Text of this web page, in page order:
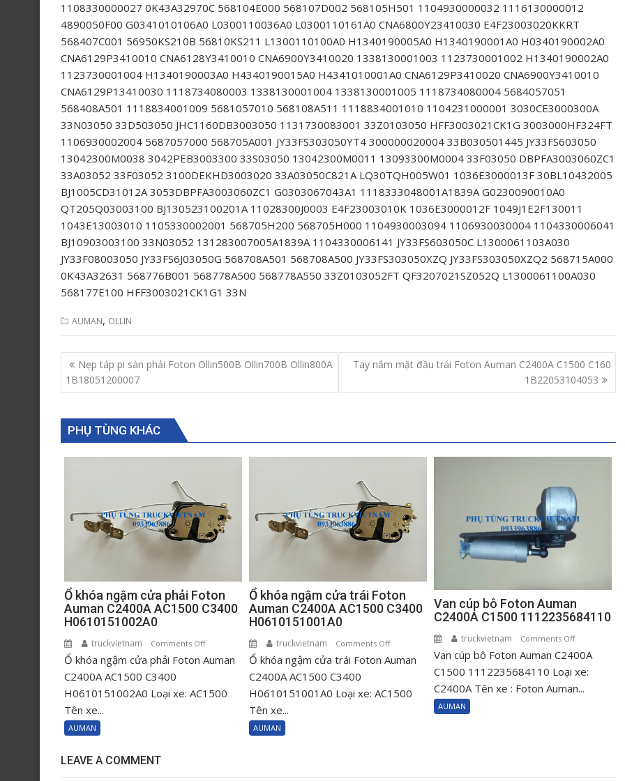
1108330000027 0K43A32970C 568104E000 568107D002 568105H501 1104930000032 1116130000012
4890050F00 G0341010106A0 L0300110036A0 L0300110161A0 CNA6800Y23410030 E4F23003020KKRT
568407C001 56950KS210B 56810KS211 L1300110100A0 H1340190005A0 H1340190001A0 H0340190002A0
CNA6129P3410010 CNA6128Y3410010 CNA6900Y3410020 1338130001003 1123730001002 H1340190002A0
1123730001004 H1340190003A0 H4340190015A0 H4341010001A0 CNA6129P3410020 CNA6900Y3410010
CNA6129P13410030 1118734080003 1338130001004 1338130001005 1118734080004 5684057051
568408A501 1118834001009 5681057010 568108A511 1118834001010 1104231000001 3030CE3000300A
33N03050 33D503050 JHC1160DB3003050 1131730083001 33Z0103050 HFF3003021CK1G 3003000HF324FT
1106930002004 5687057000 568705A001 JY33FS303050YT4 300000020004 33B030501445 JY33FS603050
13042300M0038 3042PEB3003300 33S03050 13042300M0011 13093300M0004 33F03050 DBPFA3003060ZC1
33A03052 33F03052 3100DEKHD3003020 33A03050C821A LQ30TQH005W01 1036E3000013F 30BL10432005
BJ1005CD31012A 3053DBPFA3003060ZC1 G0303067043A1 1118333048001A1839A G0230090010A0
QT205Q03003100 BJ130523100201A 11028300J0003 E4F23003010K 1036E3000012F 1049J1E2F130011
1043E13003010 1105330002001 568705H200 568705H000 1104930003094 1106930030004 1104330006041
BJ10903003100 33N03052 131283007005A1839A 1104330006141 JY33FS603050C L1300061103A030
JY33F08003050 JY33FS6J03050G 568708A501 568708A500 JY33FS303050XZQ JY33FS303050XZQ2 568715A000
0K43A32631 568776B001 568778A500 568778A550 33Z0103052FT QF3207021SZ052Q L1300061100A030
568177E100 HFF3003021CK1G1 33N
AUMAN, OLLIN
Post
navigation
Nẹp táp pi sàn phải Foton Ollin500B Ollin700B Ollin800A
1B18051200007
Tay nắm mặt đầu trái Foton Auman C2400A C1500 C160
1B22053104053
PHỤ TÙNG KHÁC
Ổ khóa ngậm cửa phải Foton
Auman C2400A AC1500 C3400
H0610151002A0
truckvietnam Comments Offon
Ổ
ngậm
Ổ khóa ngậm cửa phải Foton Auman
C2400A AC1500 C3400
H0610151002A0 Loại xe: AC1500
Tên xe...
AUMAN
Ổ khóa ngậm cửa trái Foton
Auman C2400A AC1500 C3400
H0610151001A0
truckvietnam Comments Offon
Ổ
ngậm
Ổ khóa ngậm cửa trái Foton Auman
C2400A AC1500 C3400
H0610151001A0 Loại xe: AC1500
Tên xe...
AUMAN
Van cúp bô Foton Auman
C2400A C1500 1112235684110
truckvietnam Comments Offon
Van
cúp
Van cúp bô Foton Auman C2400A
C1500 1112235684110 Loại xe:
C2400A Tên xe : Foton Auman...
AUMAN
LEAVE A COMMENT